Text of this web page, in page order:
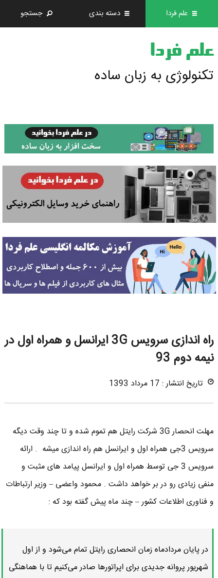
علم فردا دسته بندی جستجو
علم فردا
تکنولوژی به زبان ساده
راه اندازی سرویس 3G ایرانسل و همراه اول در
نیمه دوم 93
تاریخ انتشار : 17 مرداد 1393
مهلت انحصار 3G شرکت رایتل هم تموم شده و تا چند وقت دیگه
سرویس 3جی همراه اول و ایرانسل هم راه اندازی میشه . ارائه
سرویس 3 جی توسط همراه اول و ایرانسل پیامد های مثبت و
منفی زیادی رو در بر خواهد داشت . محمود واعضی – وزیر ارتباطات
و فناوری اطلاعات کشور – چند ماه پیش گفته بود که :
در پایان مردادماه زمان انحصاری رایتل تمام می‌شود و از اول
شهریور پروانه جدیدی برای اپراتورها صادر می‌کنیم تا با هماهنگی